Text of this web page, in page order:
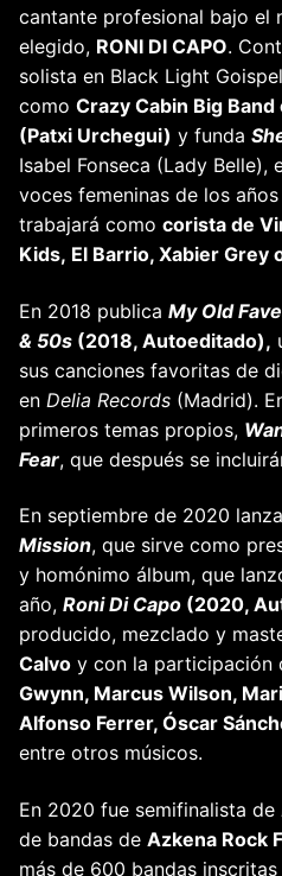
cantante profesional bajo el
elegido, RONI DI CAPO.
solista en Black Light
como Crazy Cabin Big
(Patxi Urchegui) y funda
Isabel Fonseca (Lady
voces femeninas de los
trabajará como corista de
Kids, El Barrio, Xabier Grey
En 2018 publica My Old
& 50s (2018, Autoeditado),
sus canciones favoritas de
en Delia Records (Madrid).
primeros temas propios,
Fear, que después se
En septiembre de 2020
Mission, que sirve como
y homónimo álbum, que
año, Roni Di Capo (2020,
producido, mezclado y
Calvo y con la participación
Gwynn, Marcus Wilson,
Alfonso Ferrer, Óscar
entre otros músicos.
En 2020 fue semifinalista de
de bandas de Azkena Rock
más de 600 bandas